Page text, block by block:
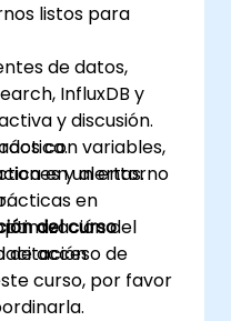
listos para
de datos,
InfluxDB y
con variables,
y alertas.
en
del
de acceso de
y discusión.
en un entorno
del curso
curso, por favor